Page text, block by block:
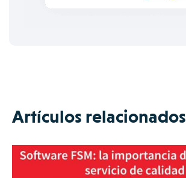
Artículos relacionados